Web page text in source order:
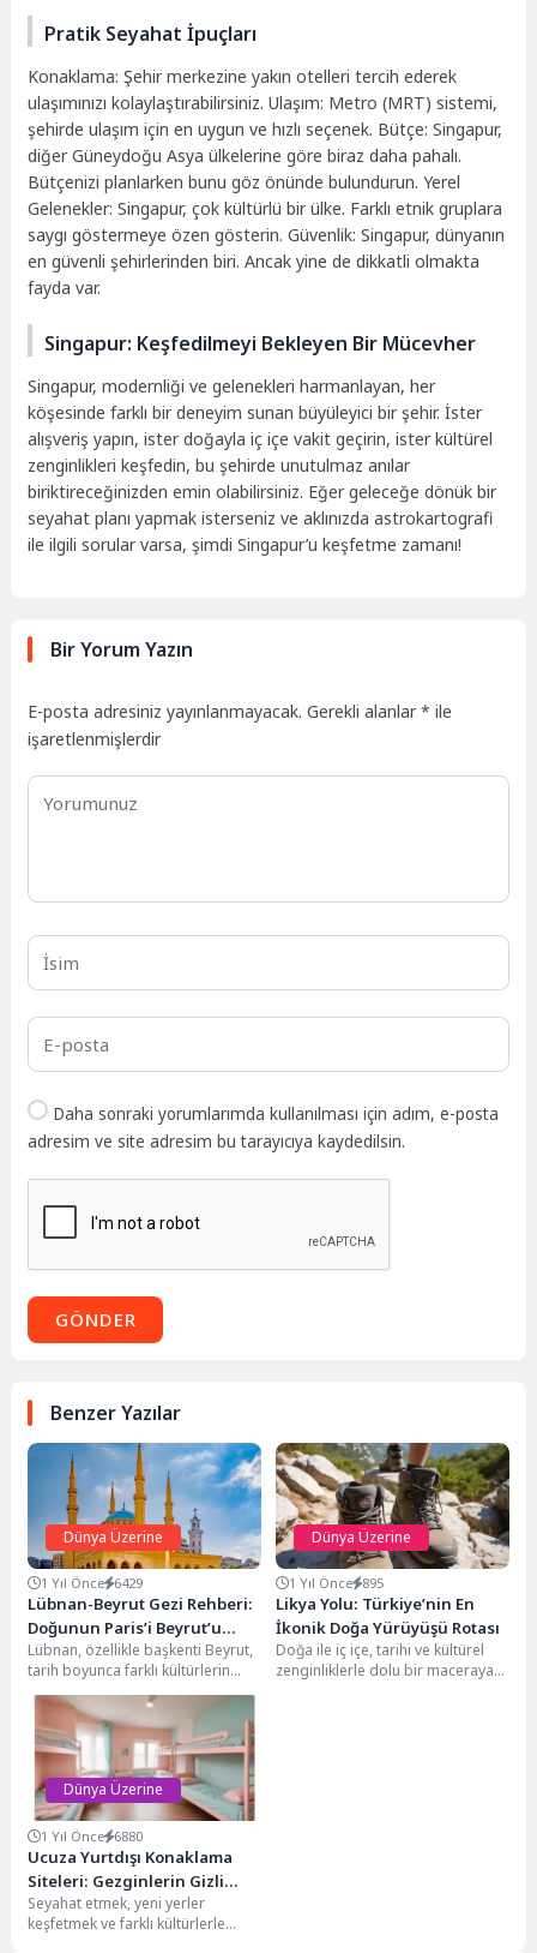
Pratik Seyahat İpuçları
Konaklama: Şehir merkezine yakın otelleri tercih ederek
ulaşımınızı kolaylaştırabilirsiniz. Ulaşım: Metro (MRT) sistemi,
şehirde ulaşım için en uygun ve hızlı seçenek. Bütçe: Singapur,
diğer Güneydoğu Asya ülkelerine göre biraz daha pahalı.
Bütçenizi planlarken bunu göz önünde bulundurun. Yerel
Gelenekler: Singapur, çok kültürlü bir ülke. Farklı etnik gruplara
saygı göstermeye özen gösterin. Güvenlik: Singapur, dünyanın
en güvenli şehirlerinden biri. Ancak yine de dikkatli olmakta
fayda var.
Singapur: Keşfedilmeyi Bekleyen Bir Mücevher
Singapur, modernliği ve gelenekleri harmanlayan, her
köşesinde farklı bir deneyim sunan büyüleyici bir şehir. İster
alışveriş yapın, ister doğayla iç içe vakit geçirin, ister kültürel
zenginlikleri keşfedin, bu şehirde unutulmaz anılar
biriktireceğinizden emin olabilirsiniz. Eğer geleceğe dönük bir
seyahat planı yapmak isterseniz ve aklınızda astrokartografi
ile ilgili sorular varsa, şimdi Singapur’u keşfetme zamanı!
Bir Yorum Yazın
E-posta adresiniz yayınlanmayacak. Gerekli alanlar* ile
işaretlenmişlerdir
Daha sonraki yorumlarımda kullanılması için adım, e-posta
adresim ve site adresim bu tarayıcıya kaydedilsin.
GÖNDER
Benzer Yazılar
Dünya Üzerine
1 Yıl Önce 6429
Lübnan-Beyrut Gezi Rehberi:
Doğunun Paris’i Beyrut’u
Keşfet!
Lübnan, özellikle başkenti Beyrut,
tarih boyunca farklı kültürlerin
kesişim noktası olmuş, adeta bir
mozaik gibi....
Dünya Üzerine
1 Yıl Önce 895
Likya Yolu: Türkiye’nin En
İkonik Doğa Yürüyüşü Rotası
Doğa ile iç içe, tarihi ve kültürel
zenginliklerle dolu bir maceraya
Dünya Üzerine
1 Yıl Önce 6880
Ucuza Yurtdışı Konaklama
Siteleri: Gezginlerin Gizli
Hazineleri
Seyahat etmek, yeni yerler
keşfetmek ve farklı kültürlerle